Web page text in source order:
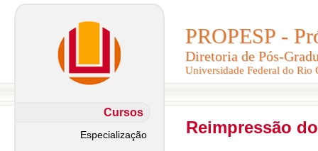
PROPESP -
Diretoria de Pós-
Universidade Federal do Rio
PROPESP -
Diretoria de Pós-
Universidade Federal do Rio
Cursos
Especialização Reimpressão